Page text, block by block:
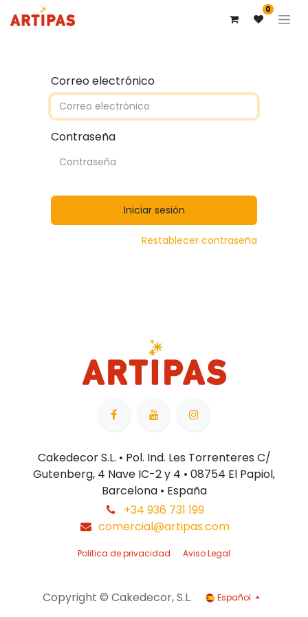
0
Correo electrónico
Contraseña
Iniciar sesión
Restablecer contraseña
Cakedecor S.L. • Pol. Ind. Les Torrenteres C/
Gutenberg, 4 Nave IC-2 y 4 • 08754 El Papiol,
Barcelona • España
+34 936 731 199
comercial@artipas.com
Politica de privacidad Aviso Legal
Copyright © Cakedecor, S.L. Español